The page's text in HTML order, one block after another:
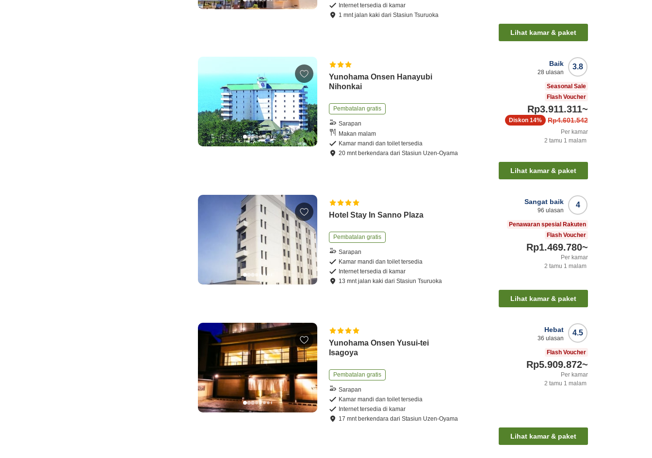
Internet tersedia di kamar
1 mntjalan kaki dariStasiun Tsuruoka
Lihat kamar & paket
Yunohama Onsen Hanayubi
Nihonkai
Pembatalan gratis
Sarapan
Makan malam
Kamar mandi dan toilet tersedia
20 mnt berkendara dariStasiun Uzen-Oyama
3.8
Baik
28 ulasan
Seasonal Sale
Flash Voucher
Rp3.911.311~
Rp4.601.542
Diskon 14%
Per kamar
2 tamu 1 malam
Lihat kamar & paket
Hotel Stay In Sanno Plaza
Pembatalan gratis
Sarapan
Kamar mandi dan toilet tersedia
Internet tersedia di kamar
13 mntjalan kaki dariStasiun Tsuruoka
4
Sangat baik
96 ulasan
Penawaran spesial Rakuten
Flash Voucher
Rp1.469.780~
Per kamar
2 tamu 1 malam
Lihat kamar & paket
Yunohama Onsen Yusui-tei
Isagoya
Pembatalan gratis
Sarapan
Kamar mandi dan toilet tersedia
Internet tersedia di kamar
17 mnt berkendara dariStasiun Uzen-Oyama
4.5
Hebat
36 ulasan
Flash Voucher
Rp5.909.872~
Per kamar
2 tamu 1 malam
Lihat kamar & paket